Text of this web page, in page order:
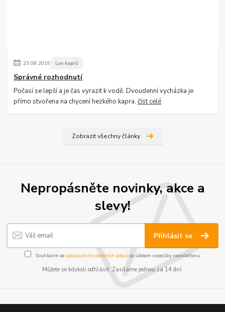
23.08.2019 Lov kaprů
Správné rozhodnutí
Počasí se lepší a je čas vyrazit k vodě. Dvoudenní vycházka je
přímo stvořena na chycení hezkého kapra.číst celé
Zobrazit všechny články
Nepropásněte novinky, akce a
slevy!
Přihlásit se
Souhlasím se zpracováním osobních údajůza účelem rozesílky newsletteru.
Můžete se kdykoli odhlásit. Zasíláme jednou za 14 dní.